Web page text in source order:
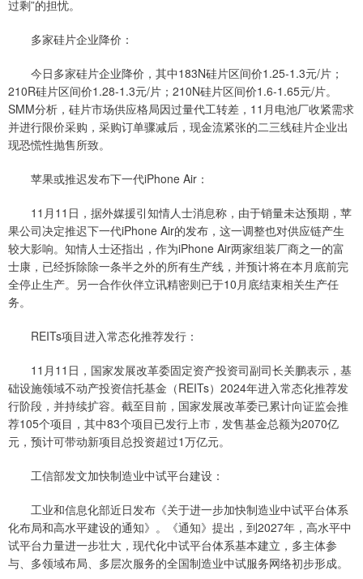
过剩”的担忧。
多家硅片企业降价：
今日多家硅片企业降价，其中183N硅片区间价1.25-1.3元/片；
210R硅片区间价1.28-1.3元/片；210N硅片区间价1.6-1.65元/片。
SMM分析，硅片市场供应格局因过量代工转差，11月电池厂收紧需求
并进行限价采购，采购订单骤减后，现金流紧张的二三线硅片企业出
现恐慌性抛售所致。
苹果或推迟发布下一代iPhone Air：
11月11日，据外媒援引知情人士消息称，由于销量未达预期，苹
果公司决定推迟下一代iPhone Air的发布，这一调整也对供应链产生
较大影响。知情人士还指出，作为iPhone Air两家组装厂商之一的富
士康，已经拆除除一条半之外的所有生产线，并预计将在本月底前完
全停止生产。另一合作伙伴立讯精密则已于10月底结束相关生产任
务。
REITs项目进入常态化推荐发行：
11月11日，国家发展改革委固定资产投资司副司长关鹏表示，基
础设施领域不动产投资信托基金（REITs）2024年进入常态化推荐发
行阶段，并持续扩容。截至目前，国家发展改革委已累计向证监会推
荐105个项目，其中83个项目已发行上市，发售基金总额为2070亿
元，预计可带动新项目总投资超过1万亿元。
工信部发文加快制造业中试平台建设：
工业和信息化部近日发布《关于进一步加快制造业中试平台体系
化布局和高水平建设的通知》。《通知》提出，到2027年，高水平中
试平台力量进一步壮大，现代化中试平台体系基本建立，多主体参
与、多领域布局、多层次服务的全国制造业中试服务网络初步形成。